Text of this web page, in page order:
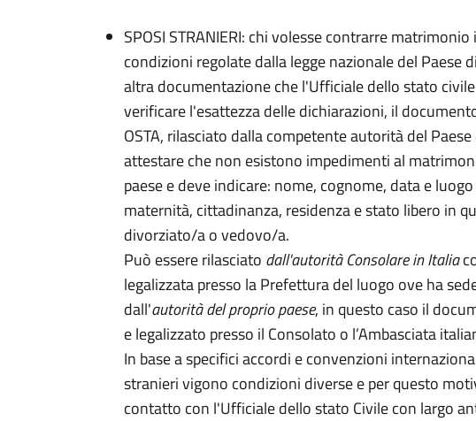
SPOSI STRANIERI: chi volesse contrarre
condizioni regolate dalla legge nazionale del Paese
altra documentazione che l'Ufficiale dello stato
verificare l'esattezza delle dichiarazioni, il
OSTA, rilasciato dalla competente autorità del
attestare che non esistono impedimenti al
paese e deve indicare: nome, cognome, data e
maternità, cittadinanza, residenza e stato libero in
divorziato/a o vedovo/a.
Può essere rilasciato dall'autorità Consolare in Italia
legalizzata presso la Prefettura del luogo ove ha
dall'autorità del proprio paese, in questo caso il
e legalizzato presso il Consolato o l’Ambasciata
In base a specifici accordi e convenzioni
stranieri vigono condizioni diverse e per questo
contatto con l'Ufficiale dello stato Civile con largo